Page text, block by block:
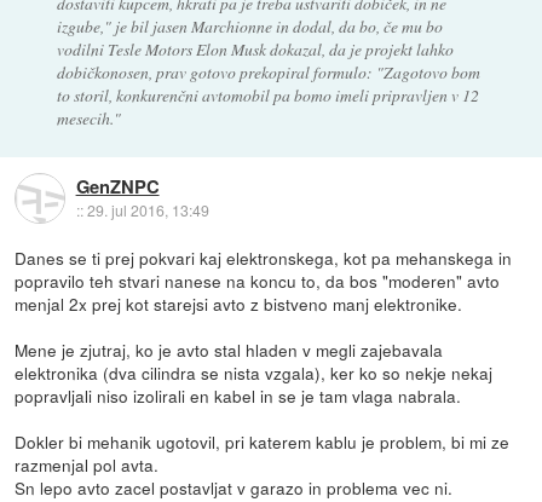
izgube," je bil jasen Marchionne in dodal, da bo, če mu bo
vodilni Tesle Motors Elon Musk dokazal, da je projekt lahko
dobičkonosen, prav gotovo prekopiral formulo: "Zagotovo bom
to storil, konkurenčni avtomobil pa bomo imeli pripravljen v 12
mesecih."
GenZNPC
::29. jul 2016, 13:49
Danes se ti prej pokvari kaj elektronskega, kot pa mehanskega in
popravilo teh stvari nanese na koncu to, da bos "moderen" avto
menjal 2x prej kot starejsi avto z bistveno manj elektronike.
Mene je zjutraj, ko je avto stal hladen v megli zajebavala
elektronika (dva cilindra se nista vzgala), ker ko so nekje nekaj
popravljali niso izolirali en kabel in se je tam vlaga nabrala.
Dokler bi mehanik ugotovil, pri katerem kablu je problem, bi mi ze
razmenjal pol avta.
Sn lepo avto zacel postavljat v garazo in problema vec ni.